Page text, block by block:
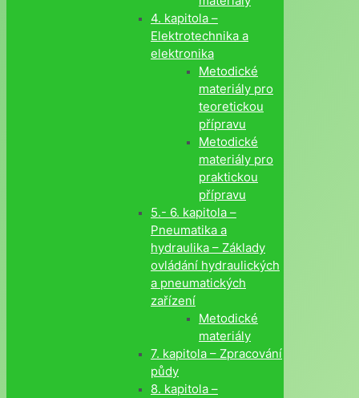
4. kapitola –
Elektrotechnika a
elektronika
Metodické
materiály pro
teoretickou
přípravu
Metodické
materiály pro
praktickou
přípravu
5.- 6. kapitola –
Pneumatika a
hydraulika – Základy
ovládání hydraulických
a pneumatických
zařízení
Metodické
materiály
7. kapitola – Zpracování
půdy
8. kapitola –